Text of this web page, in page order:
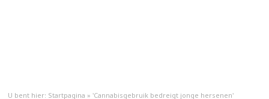
U bent hier: Startpagina » 'Cannabisgebruik bedreigt jonge hersenen'